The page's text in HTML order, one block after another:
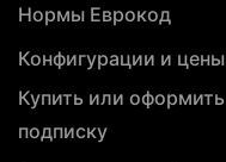
Нормы Еврокод
Конфигурации и цены
Купить или оформить
подписку